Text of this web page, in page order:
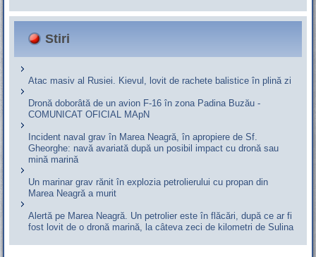
Stiri
Atac masiv al Rusiei. Kievul, lovit de rachete balistice în plină zi
Dronă doborâtă de un avion F‑16 în zona Padina Buzău -
COMUNICAT OFICIAL MApN
Incident naval grav în Marea Neagră, în apropiere de Sf.
Gheorghe: navă avariată după un posibil impact cu dronă sau
mină marină
Un marinar grav rănit în explozia petrolierului cu propan din
Marea Neagră a murit
Alertă pe Marea Neagră. Un petrolier este în flăcări, după ce ar fi
fost lovit de o dronă marină, la câteva zeci de kilometri de Sulina